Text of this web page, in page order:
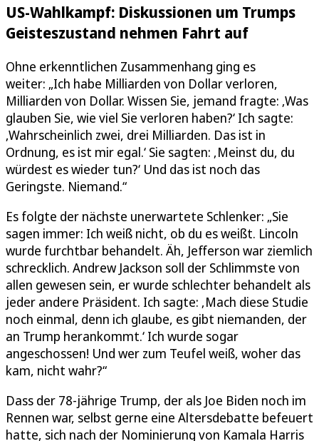
US-Wahlkampf: Diskussionen um Trumps
Geisteszustand nehmen Fahrt auf
Ohne erkenntlichen Zusammenhang ging es
weiter: „Ich habe Milliarden von Dollar verloren,
Milliarden von Dollar. Wissen Sie, jemand fragte: ‚Was
glauben Sie, wie viel Sie verloren haben?‘ Ich sagte:
‚Wahrscheinlich zwei, drei Milliarden. Das ist in
Ordnung, es ist mir egal.‘ Sie sagten: ‚Meinst du, du
würdest es wieder tun?‘ Und das ist noch das
Geringste. Niemand.“
Es folgte der nächste unerwartete Schlenker: „Sie
sagen immer: Ich weiß nicht, ob du es weißt. Lincoln
wurde furchtbar behandelt. Äh, Jefferson war ziemlich
schrecklich. Andrew Jackson soll der Schlimmste von
allen gewesen sein, er wurde schlechter behandelt als
jeder andere Präsident. Ich sagte: ‚Mach diese Studie
noch einmal, denn ich glaube, es gibt niemanden, der
an Trump herankommt.‘ Ich wurde sogar
angeschossen! Und wer zum Teufel weiß, woher das
kam, nicht wahr?“
Dass der 78-jährige Trump, der als Joe Biden noch im
Rennen war, selbst gerne eine Altersdebatte befeuert
hatte, sich nach der Nominierung von Kamala Harris